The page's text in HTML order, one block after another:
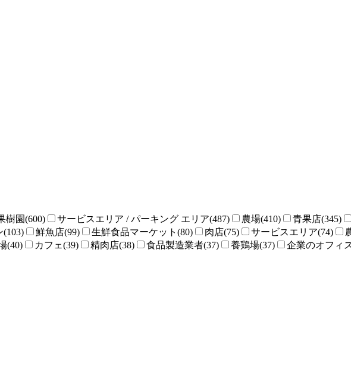
樹園(600) サービスエリア / パーキング エリア(487) 農場(410) 青果店(345)
(103) 鮮魚店(99) 生鮮食品マーケット(80) 肉店(75) サービスエリア(74)
(40) カフェ(39) 精肉店(38) 食品製造業者(37) 養鶏場(37) 企業のオフィ